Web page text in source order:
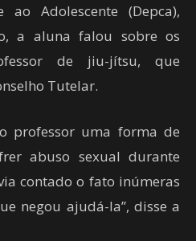
Adolescente (Depca),
a aluna falou sobre os
de jiu-jítsu, que
Tutelar.
professor uma forma de
abuso sexual durante
contado o fato inúmeras
negou ajudá-la”, disse a